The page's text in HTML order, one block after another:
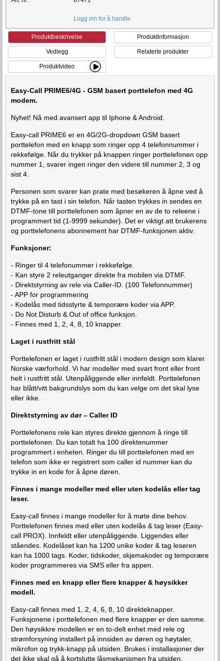
Logg inn for å handle
Produktbeskrivelse Produktinformasjon
Vedlegg Relaterte produkter
Produktvideo
Easy-Call PRIME6/4G - GSM basert porttelefon med 4G
modem.
Nyhet! Nå med avansert app til Iphone & Android.
Easy-call PRIME6 er en 4G/2G-dropdown GSM basert
porttelefon med en knapp som ringer opp 4 telefonnummer i
rekkefølge. Når du trykker på knappen ringer porttelefonen opp
nummer 1, svarer ingen ringer den videre till nummer 2, 3 og
sist 4.
Personen som svarer kan prate med besøkeren å åpne ved å
trykke på en tast i sin telefon. Når tasten trykkes in sendes en
DTMF-tone till porttelefonen som åpner en av de to releene i
programmert tid (1-9999 sekunder). Det er viktigt att brukerens
og porttelefonens abonnement har DTMF-funksjonen aktiv.
Funksjoner:
- Ringer til 4 telefonummer i rekkefølge.
- Kan styre 2 releutganger direkte fra mobilen via DTMF.
- Direktstyrning av rele via Caller-ID. (100 Telefonnummer)
- APP for programmering
- Kodelås med tidsstyrte & temporære koder via APP.
- Do Not Disturb & Out of office funksjon.
- Finnes med 1, 2, 4, 8, 10 knapper.
Laget i rustfritt stål
Porttelefonen er laget i rustfritt stål i modern design som klarer
Norske værforhold. Vi har modeller med svart front eller front
helt i rustfritt stål. Utenpåliggende eller innfeldt. Porttelefonen
har blått/vitt bakgrundslys som du kan velge om det skal lyse
eller ikke.
Direktstyrning av dør – Caller ID
Porttelefonens rele kan styres direkte gjennom å ringe till
porttelefonen. Du kan totalt ha 100 direktenummer
programmert i enheten. Ringer du till porttelefonen med en
telefon som ikke er registrert som caller id nummer kan du
trykke in en kode for å åpne døren.
Finnes i mange modeller med eller uten kodelås eller tag
leser.
Easy-call finnes i mange modeller for å møte dine behov.
Porttelefonen finnes med eller uten kodelås & tag leser (Easy-
call PROX). Innfeldt eller utenpåliggende. Liggendes eller
ståendes. Kodelåset kan ha 1200 unike koder & tag leseren
kan ha 1000 tags. Koder, tidskoder, skjemakoder og temporære
koder programmeres via SMS eller fra appen.
Finnes med en knapp eller flere knapper & høysikker
modell.
Easy-call finnes med 1, 2, 4, 6, 8, 10 direkteknapper.
Funksjonene i porttelefonen med flere knapper er den samme.
Den høysikkre modellen er en to-delt enhet med rele og
strømforsyning installert på innsiden av døren og høytaler,
mikrofon og trykk-knapp på utsiden. Brukes i installasjoner der
det ikke skal gå å kortslutte låsmekanismen fra utsiden,